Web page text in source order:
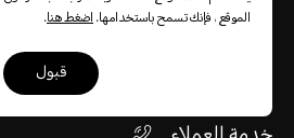
قم بالتسجيل
الموقع ، فإنك تسمح باستخدامها.اضغط هنا.
قبول